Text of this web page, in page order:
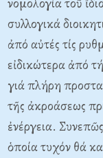
συλλογικά
ἀπό αὐτές τίς
εἰδικώτερα ἀπό
γιά πλήρη
τῆς ἀκροάσεως
ἐνέργεια.
ὁποία τυχόν θά